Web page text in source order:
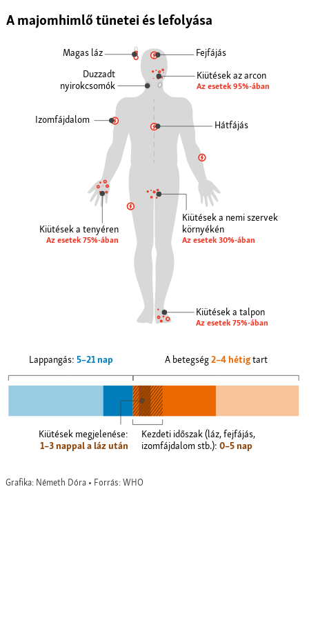
A majomhimlő tünetei és lefolyása
Fejfájás
Magas láz
Duzzadt
nyirokcsomók
Kiütések az arcon
Az esetek 95%-ában
Izomfájdalom
Hátfájás
Kiütések a nemi szervek
környékén
Az esetek 30%-ában
Kiütések a tenyéren
Az esetek 75%-ában
Kiütések a talpon
Az esetek 75%-ában
Lappangás: 5–21 nap A betegség 2–4 hétigtart
Kezdeti időszak (láz, fejfájás,
izomfájdalom stb.): 0–5 nap
Kiütések megjelenése:
1–3 nappal a láz után
Grafika: Németh Dóra • Forrás: WHO